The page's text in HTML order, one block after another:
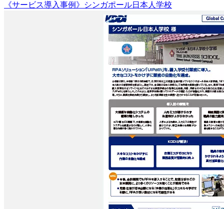
《サービス導入事例》シンガポール日本人学校